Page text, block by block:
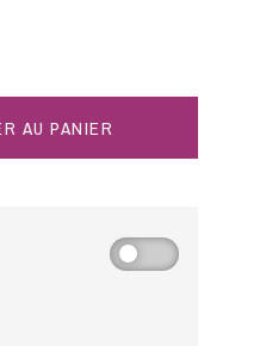
AU PANIER